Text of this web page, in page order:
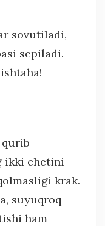
sovutiladi,
sepiladi.
ikki chetini
krak.
suyuqroq
ham